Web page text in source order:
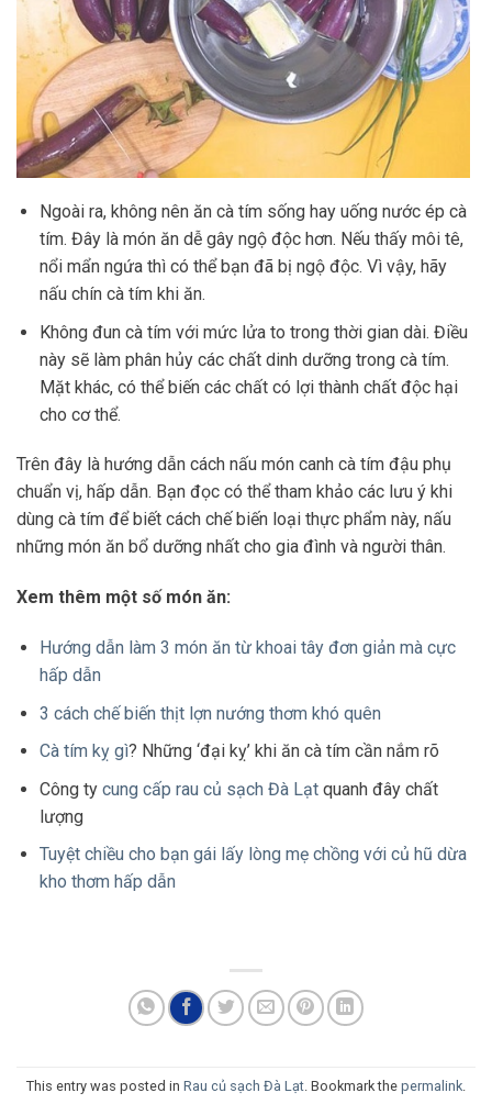
Ngoài ra, không nên ăn cà tím sống hay uống nước ép cà
tím. Đây là món ăn dễ gây ngộ độc hơn. Nếu thấy môi tê,
nổi mẩn ngứa thì có thể bạn đã bị ngộ độc. Vì vậy, hãy
nấu chín cà tím khi ăn.
Không đun cà tím với mức lửa to trong thời gian dài. Điều
này sẽ làm phân hủy các chất dinh dưỡng trong cà tím.
Mặt khác, có thể biến các chất có lợi thành chất độc hại
cho cơ thể.
Trên đây là hướng dẫn cách nấu món canh cà tím đậu phụ
chuẩn vị, hấp dẫn. Bạn đọc có thể tham khảo các lưu ý khi
dùng cà tím để biết cách chế biến loại thực phẩm này, nấu
những món ăn bổ dưỡng nhất cho gia đình và người thân.
Xem thêm một số món ăn:
Hướng dẫn làm 3 món ăn từ khoai tây đơn giản mà cực
hấp dẫn
3 cách chế biến thịt lợn nướng thơm khó quên
Cà tím kỵ gì? Những ‘đại kỵ’ khi ăn cà tím cần nắm rõ
Công ty cung cấp rau củ sạch Đà Lạtquanh đây chất
lượng
Tuyệt chiều cho bạn gái lấy lòng mẹ chồng với củ hũ dừa
kho thơm hấp dẫn
This entry was posted in Rau củ sạch Đà Lạt . Bookmark the permalink